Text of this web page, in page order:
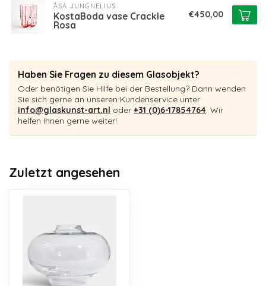
ÅSA JUNGNELIUS
KostaBoda vase Crackle
Rosa
€450,00
Haben Sie Fragen zu diesem Glasobjekt?
Oder benötigen Sie Hilfe bei der Bestellung? Dann wenden
Sie sich gerne an unseren Kundenservice unter
info@glaskunst-art.nl oder +31 (0)6-17854764. Wir
helfen Ihnen gerne weiter!
Zuletzt angesehen